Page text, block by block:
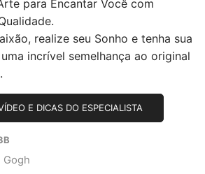
para Encantar Você com
realize seu Sonho e tenha sua
incrível semelhança ao original
E DICAS DO ESPECIALISTA
Gogh